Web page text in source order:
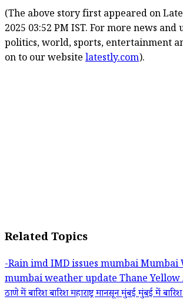
(The above story first appeared on
2025 03:52 PM IST. For more news and
politics, world, sports, entertainment
on to our website latestly.com).
Related Topics
-RainimdIMD issuesmumbaiMumbai
mumbai weather updateThane
ठाणे में बारिशबारिशमहाराष्ट्रमानसूनमुंबईमुंबई में